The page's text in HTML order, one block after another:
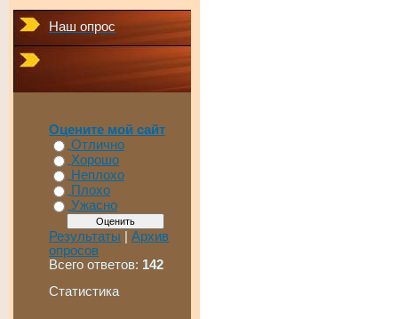
Наш опрос
Оцените мой сайт
Отлично
Хорошо
Неплохо
Плохо
Ужасно
Результаты | Архив
опросов
Всего ответов: 142
Статистика